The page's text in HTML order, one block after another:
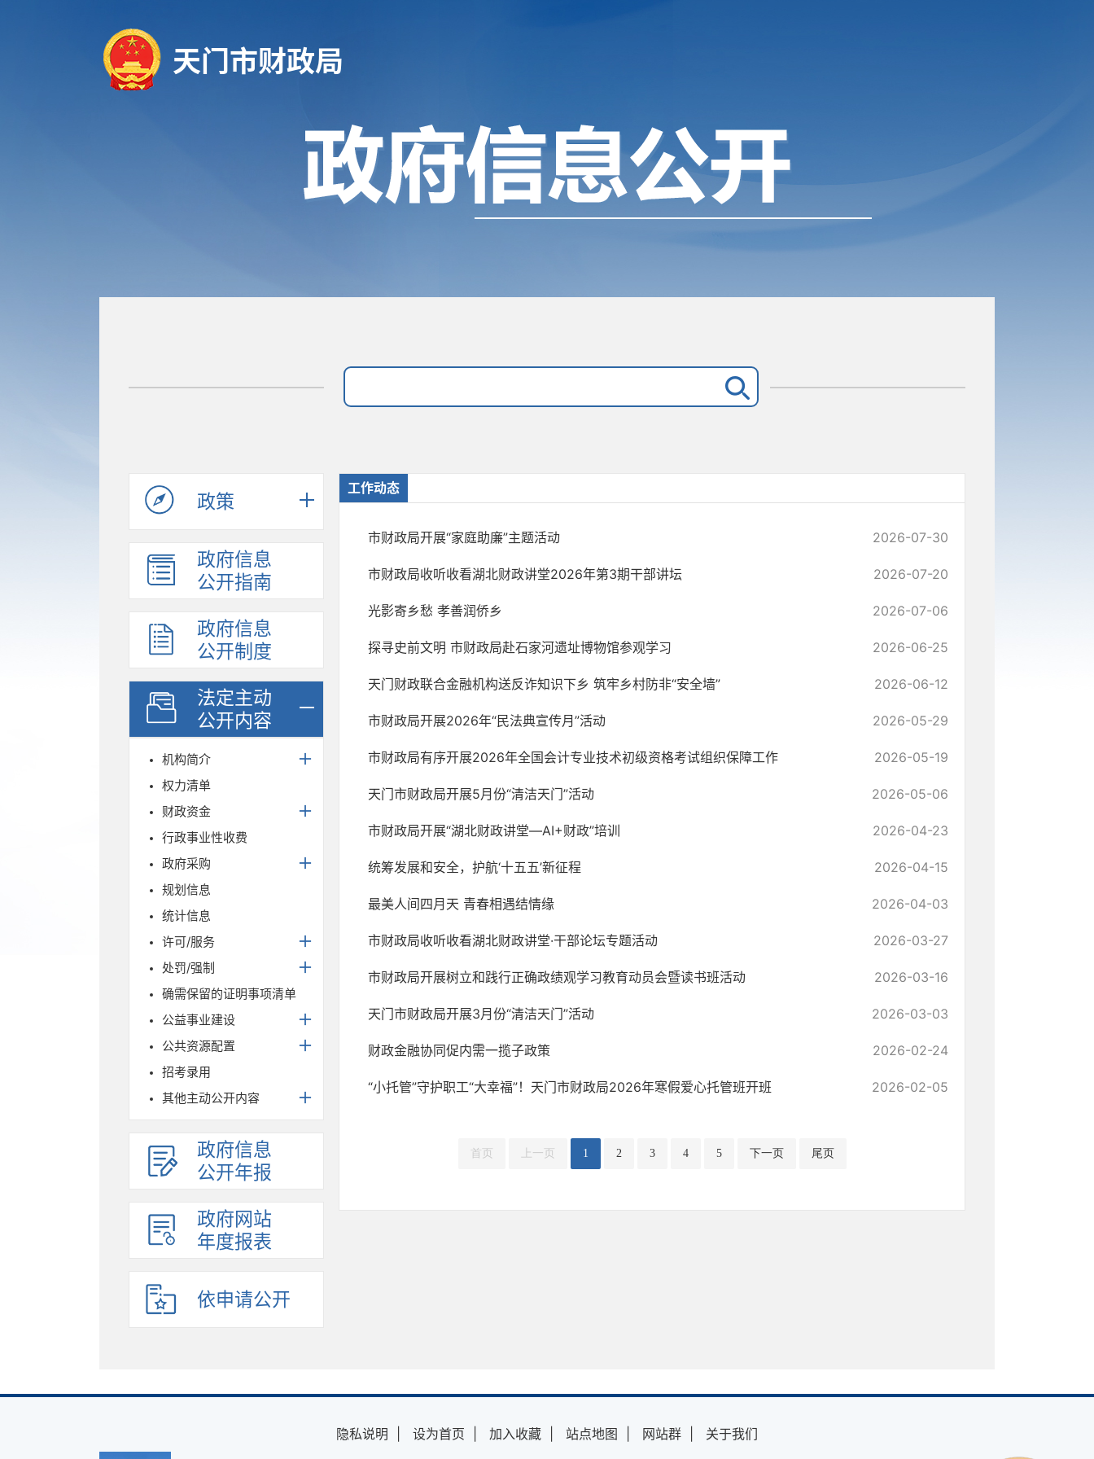
天门市财政局
政策
政府信息
公开指南
政府信息
公开制度
法定主动
公开内容
机构简介
权力清单
财政资金
行政事业性收费
政府采购
规划信息
统计信息
许可/服务
处罚/强制
确需保留的证明事项清单
公益事业建设
公共资源配置
招考录用
其他主动公开内容
政府信息
公开年报
政府网站
年度报表
依申请公开
工作动态
市财政局开展“家庭助廉”主题活动 2026-07-30
市财政局收听收看湖北财政讲堂2026年第3期干部讲坛 2026-07-20
光影寄乡愁 孝善润侨乡 2026-07-06
探寻史前文明 市财政局赴石家河遗址博物馆参观学习 2026-06-25
天门财政联合金融机构送反诈知识下乡 筑牢乡村防非“安全墙” 2026-06-12
市财政局开展2026年“民法典宣传月”活动 2026-05-29
市财政局有序开展2026年全国会计专业技术初级资格考试组织保障工作 2026-05-19
天门市财政局开展5月份“清洁天门”活动 2026-05-06
市财政局开展“湖北财政讲堂—AI+财政”培训 2026-04-23
统筹发展和安全，护航‘十五五’新征程 2026-04-15
最美人间四月天 青春相遇结情缘 2026-04-03
市财政局收听收看湖北财政讲堂·干部论坛专题活动 2026-03-27
市财政局开展树立和践行正确政绩观学习教育动员会暨读书班活动 2026-03-16
天门市财政局开展3月份“清洁天门”活动 2026-03-03
财政金融协同促内需一揽子政策 2026-02-24
“小托管”守护职工“大幸福”！天门市财政局2026年寒假爱心托管班开班 2026-02-05
首页 上一页 1 2 3 4 5 下一页 尾页
隐私说明 设为首页 加入收藏 站点地图 网站群
关于我们